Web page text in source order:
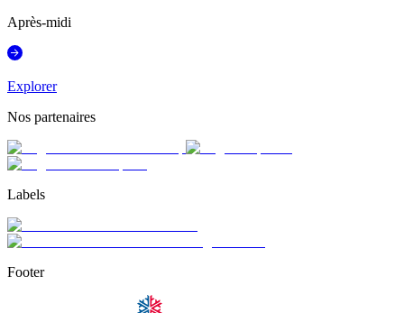
Après-midi
Explorer
Nos partenaires
Labels
Footer